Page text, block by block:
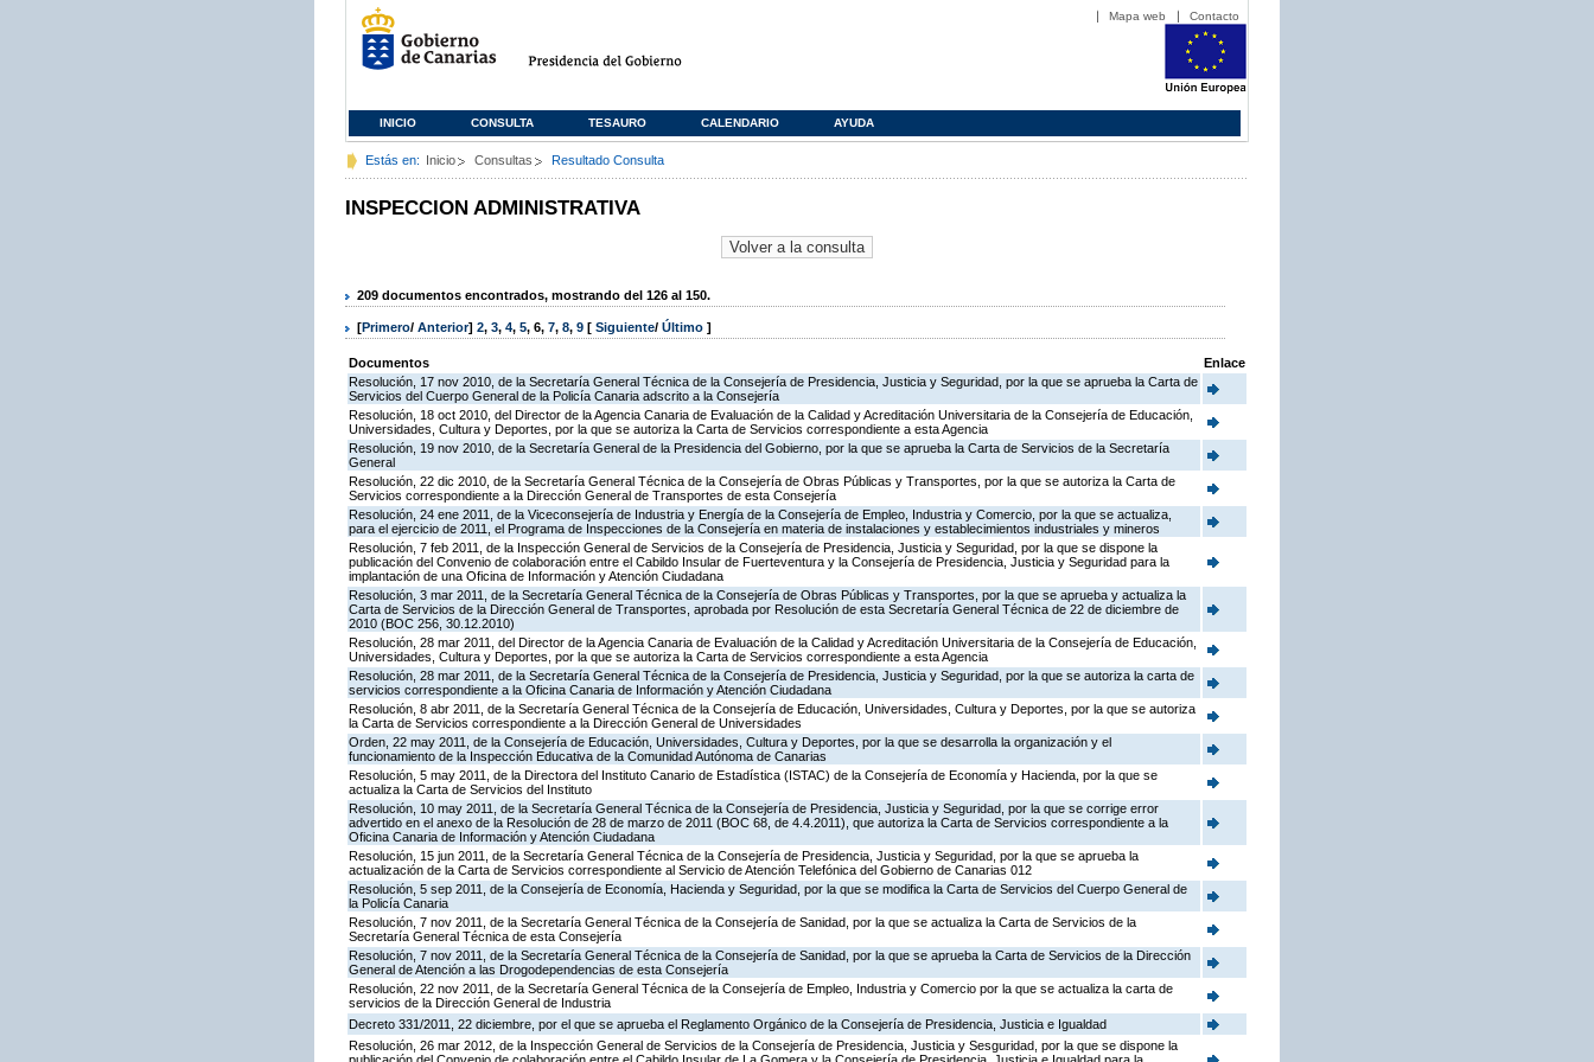
Mapa web Contacto
INICIO CONSULTA TESAURO CALENDARIO AYUDA
Estás en: Inicio Consultas Resultado Consulta
INSPECCION ADMINISTRATIVA
209 documentos encontrados, mostrando del 126 al 150.
[Primero/ Anterior] 2, 3, 4, 5, 6, 7, 8, 9 [ Siguiente/ Último ]
Documentos
Enlace
Resolución, 17 nov 2010, de la Secretaría General Técnica de la Consejería de Presidencia, Justicia y Seguridad, por la que se aprueba la Carta de
Servicios del Cuerpo General de la Policía Canaria adscrito a la Consejería
Resolución, 18 oct 2010, del Director de la Agencia Canaria de Evaluación de la Calidad y Acreditación Universitaria de la Consejería de Educación,
Universidades, Cultura y Deportes, por la que se autoriza la Carta de Servicios correspondiente a esta Agencia
Resolución, 19 nov 2010, de la Secretaría General de la Presidencia del Gobierno, por la que se aprueba la Carta de Servicios de la Secretaría
General
Resolución, 22 dic 2010, de la Secretaría General Técnica de la Consejería de Obras Públicas y Transportes, por la que se autoriza la Carta de
Servicios correspondiente a la Dirección General de Transportes de esta Consejería
Resolución, 24 ene 2011, de la Viceconsejería de Industria y Energía de la Consejería de Empleo, Industria y Comercio, por la que se actualiza,
para el ejercicio de 2011, el Programa de Inspecciones de la Consejería en materia de instalaciones y establecimientos industriales y mineros
Resolución, 7 feb 2011, de la Inspección General de Servicios de la Consejería de Presidencia, Justicia y Seguridad, por la que se dispone la
publicación del Convenio de colaboración entre el Cabildo Insular de Fuerteventura y la Consejería de Presidencia, Justicia y Seguridad para la
implantación de una Oficina de Información y Atención Ciudadana
Resolución, 3 mar 2011, de la Secretaría General Técnica de la Consejería de Obras Públicas y Transportes, por la que se aprueba y actualiza la
Carta de Servicios de la Dirección General de Transportes, aprobada por Resolución de esta Secretaría General Técnica de 22 de diciembre de
2010 (BOC 256, 30.12.2010)
Resolución, 28 mar 2011, del Director de la Agencia Canaria de Evaluación de la Calidad y Acreditación Universitaria de la Consejería de Educación,
Universidades, Cultura y Deportes, por la que se autoriza la Carta de Servicios correspondiente a esta Agencia
Resolución, 28 mar 2011, de la Secretaría General Técnica de la Consejería de Presidencia, Justicia y Seguridad, por la que se autoriza la carta de
servicios correspondiente a la Oficina Canaria de Información y Atención Ciudadana
Resolución, 8 abr 2011, de la Secretaría General Técnica de la Consejería de Educación, Universidades, Cultura y Deportes, por la que se autoriza
la Carta de Servicios correspondiente a la Dirección General de Universidades
Orden, 22 may 2011, de la Consejería de Educación, Universidades, Cultura y Deportes, por la que se desarrolla la organización y el
funcionamiento de la Inspección Educativa de la Comunidad Autónoma de Canarias
Resolución, 5 may 2011, de la Directora del Instituto Canario de Estadística (ISTAC) de la Consejería de Economía y Hacienda, por la que se
actualiza la Carta de Servicios del Instituto
Resolución, 10 may 2011, de la Secretaría General Técnica de la Consejería de Presidencia, Justicia y Seguridad, por la que se corrige error
advertido en el anexo de la Resolución de 28 de marzo de 2011 (BOC 68, de 4.4.2011), que autoriza la Carta de Servicios correspondiente a la
Oficina Canaria de Información y Atención Ciudadana
Resolución, 15 jun 2011, de la Secretaría General Técnica de la Consejería de Presidencia, Justicia y Seguridad, por la que se aprueba la
actualización de la Carta de Servicios correspondiente al Servicio de Atención Telefónica del Gobierno de Canarias 012
Resolución, 5 sep 2011, de la Consejería de Economía, Hacienda y Seguridad, por la que se modifica la Carta de Servicios del Cuerpo General de
la Policía Canaria
Resolución, 7 nov 2011, de la Secretaría General Técnica de la Consejería de Sanidad, por la que se actualiza la Carta de Servicios de la
Secretaría General Técnica de esta Consejería
Resolución, 7 nov 2011, de la Secretaría General Técnica de la Consejería de Sanidad, por la que se aprueba la Carta de Servicios de la Dirección
General de Atención a las Drogodependencias de esta Consejería
Resolución, 22 nov 2011, de la Secretaría General Técnica de la Consejería de Empleo, Industria y Comercio por la que se actualiza la carta de
servicios de la Dirección General de Industria
Decreto 331/2011, 22 diciembre, por el que se aprueba el Reglamento Orgánico de la Consejería de Presidencia, Justicia e Igualdad
Resolución, 26 mar 2012, de la Inspección General de Servicios de la Consejería de Presidencia, Justicia y Sesguridad, por la que se dispone la